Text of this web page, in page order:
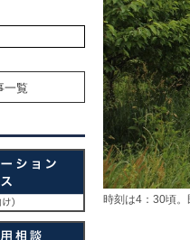
時刻は4：30頃。
一覧